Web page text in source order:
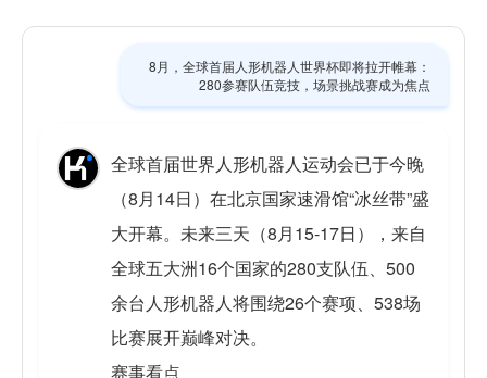
8月，全球首届人形机器人世界杯即将拉开帷幕：
280参赛队伍竞技，场景挑战赛成为焦点
全球首届世界人形机器人运动会已于今晚
（8月14日）在北京国家速滑馆“冰丝带”盛
大开幕。未来三天（8月15-17日），来自
全球五大洲16个国家的280支队伍、500
余台人形机器人将围绕26个赛项、538场
比赛展开巅峰对决。
赛事看点